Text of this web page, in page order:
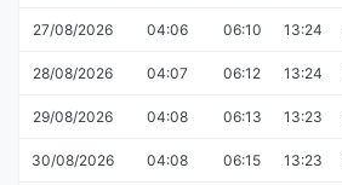
27/08/2026 04:06 06:10 13:24
28/08/2026 04:07 06:12 13:24
29/08/2026 04:08 06:13 13:23
30/08/2026 04:08 06:15 13:23